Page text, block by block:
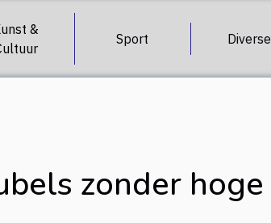
&
Sport Diverse
zonder hoge